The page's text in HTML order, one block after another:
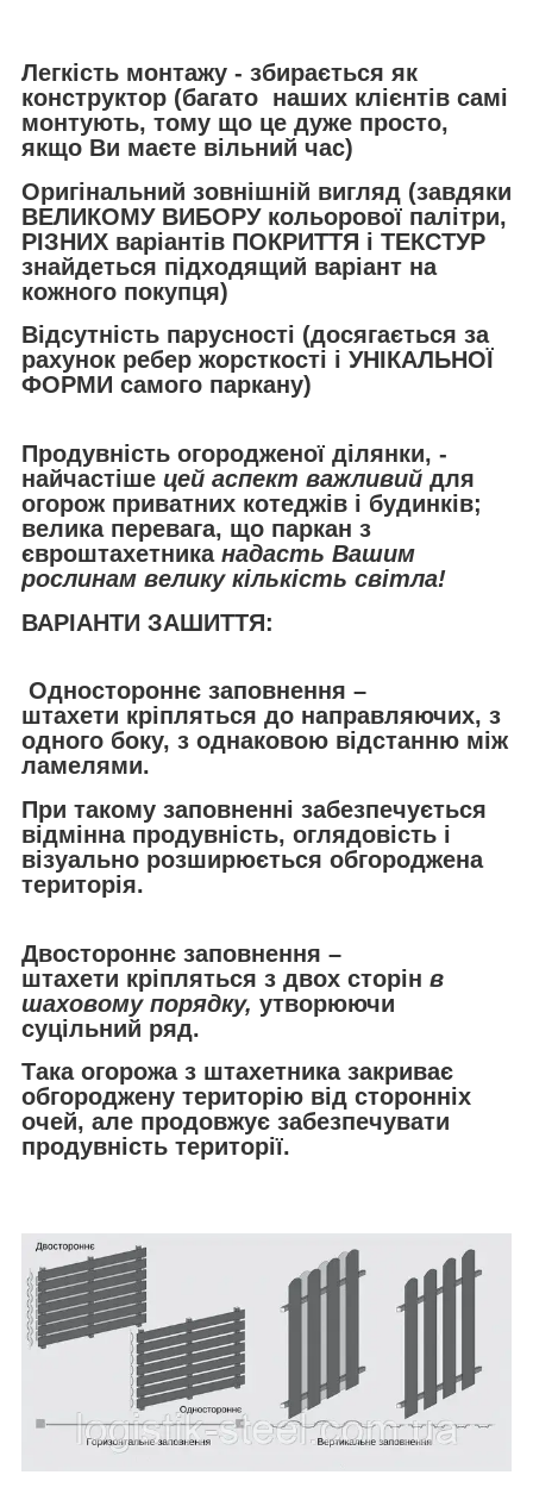
Легкість монтажу - збирається як
конструктор (багато наших клієнтів самі
монтують, тому що це дуже просто,
якщо Ви маєте вільний час)
Оригінальний зовнішній вигляд (завдяки
ВЕЛИКОМУ ВИБОРУ кольорової палітри,
РІЗНИХ варіантів ПОКРИТТЯ і ТЕКСТУР
знайдеться підходящий варіант на
кожного покупця)
Відсутність парусності (досягається за
рахунок ребер жорсткості і УНІКАЛЬНОЇ
ФОРМИ самого паркану)
Продувність огородженої ділянки, -
найчастіше цей аспект важливий для
огорож приватних котеджів і будинків;
велика перевага, що паркан з
євроштахетника надасть Вашим
рослинам велику кількість світла!
ВАРІАНТИ ЗАШИТТЯ:
Одностороннє заповнення –
штахети кріпляться до направляючих, з
одного боку, з однаковою відстанню між
ламелями.
При такому заповненні забезпечується
відмінна продувність, оглядовість і
візуально розширюється обгороджена
територія.
Двостороннє заповнення –
штахети кріпляться з двох сторін в
шаховому порядку, утворюючи
суцільний ряд.
Така огорожа з штахетника закриває
обгороджену територію від сторонніх
очей, але продовжує забезпечувати
продувність території.